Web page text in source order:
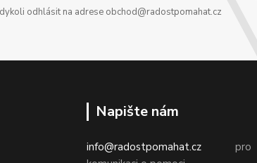
odhlásit na adrese obchod@radostpomahat.cz
Napište nám
info@radostpomahat.cz pro